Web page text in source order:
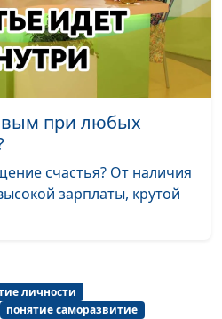
священнослужитель,
консультант по
семейным отношениям
Александр Сахаров,
священнослужитель,
семейным отношениям
семейным отношениям
при любых
счастья? От наличия
зарплаты, крутой
личности
понятие саморазвитие